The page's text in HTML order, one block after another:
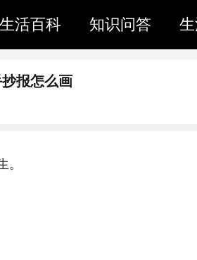
生活百科 知识问答
报怎么画
。